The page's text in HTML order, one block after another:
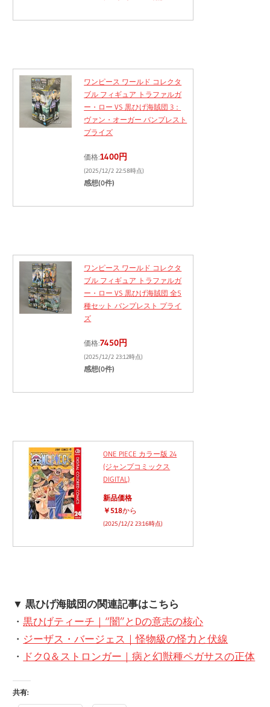
ワンピース ワールド コレクタ
ブル フィギュア トラファルガ
ー・ロー VS 黒ひげ海賊団 3：
ヴァン・オーガー バンプレスト
プライズ
価格:1400円
(2025/12/2 22:58時点)
感想(0件)
ワンピース ワールド コレクタ
ブル フィギュア トラファルガ
ー・ロー VS 黒ひげ海賊団 全5
種セット バンプレスト プライ
ズ
価格:7450円
(2025/12/2 23:12時点)
感想(0件)
ONE PIECE カラー版 24
(ジャンプコミックス
DIGITAL)
新品価格
￥518から
(2025/12/2 23:16時点)
▼黒ひげ海賊団の関連記事はこちら
・黒ひげティーチ｜“闇”とDの意志の核心
・ ジーザス・バージェス｜怪物級の怪力と伏線
・
ドクQ＆ストロンガー｜病と幻獣種ペガサスの正体
共有: